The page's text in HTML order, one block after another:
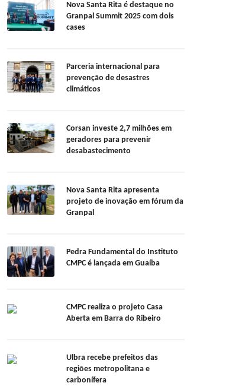
Nova Santa Rita é destaque no
Granpal Summit 2025 com dois
cases
Parceria internacional para
prevenção de desastres
climáticos
Corsan investe 2,7 milhões em
geradores para prevenir
desabastecimento
Nova Santa Rita apresenta
projeto de inovação em fórum da
Granpal
Pedra Fundamental do Instituto
CMPC é lançada em Guaíba
CMPC realiza o projeto Casa
Aberta em Barra do Ribeiro
Ulbra recebe prefeitos das
regiões metropolitana e
carbonífera